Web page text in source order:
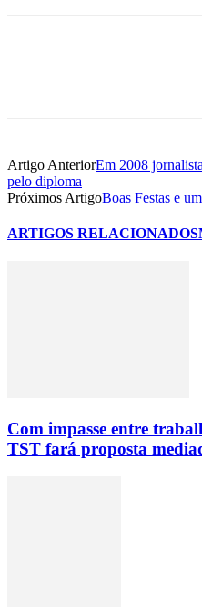
Artigo AnteriorEm 2008
pelo diploma
Próximos ArtigoBoas Festas e
ARTIGOS RELACIONADOS
Com impasse entre
TST fará proposta